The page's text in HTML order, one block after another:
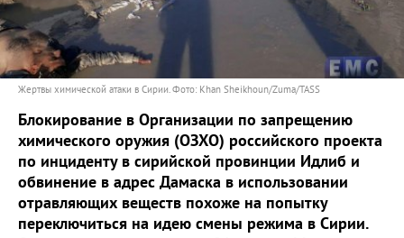
Жертвы химической атаки в Сирии. Фото: Khan Sheikhoun/Zuma/TASS
Блокирование в Организации по запрещению
химического оружия (ОЗХО) российского проекта
по инциденту в сирийской провинции Идлиб и
обвинение в адрес Дамаска в использовании
отравляющих веществ похоже на попытку
переключиться на идею смены режима в Сирии.